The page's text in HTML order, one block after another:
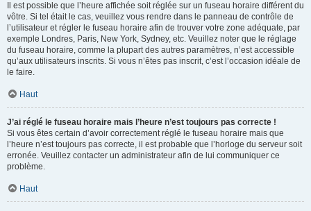
Il est possible que l’heure affichée soit réglée sur un fuseau horaire différent du
vôtre. Si tel était le cas, veuillez vous rendre dans le panneau de contrôle de
l’utilisateur et régler le fuseau horaire afin de trouver votre zone adéquate, par
exemple Londres, Paris, New York, Sydney, etc. Veuillez noter que le réglage
du fuseau horaire, comme la plupart des autres paramètres, n’est accessible
qu’aux utilisateurs inscrits. Si vous n’êtes pas inscrit, c’est l’occasion idéale de
le faire.
Haut
J’ai réglé le fuseau horaire mais l’heure n’est toujours pas correcte !
Si vous êtes certain d’avoir correctement réglé le fuseau horaire mais que
l’heure n’est toujours pas correcte, il est probable que l’horloge du serveur soit
erronée. Veuillez contacter un administrateur afin de lui communiquer ce
problème.
Haut